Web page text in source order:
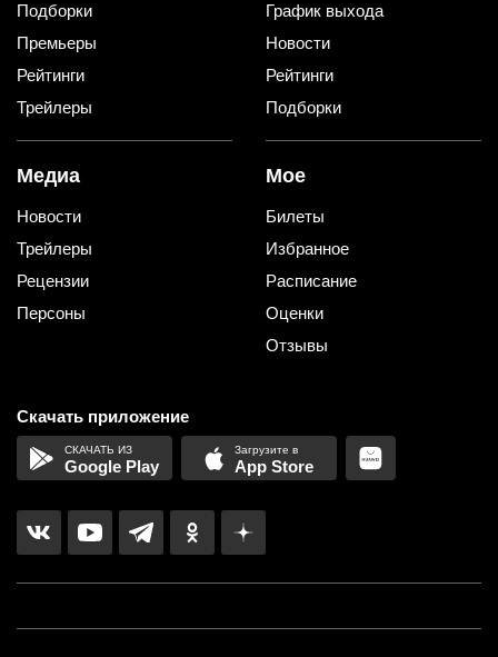
Подборки
Премьеры
Рейтинги
Трейлеры
График выхода
Новости
Рейтинги
Подборки
Медиа
Новости
Трейлеры
Рецензии
Персоны
Мое
Билеты
Избранное
Расписание
Оценки
Отзывы
Скачать приложение
Google Play App Store